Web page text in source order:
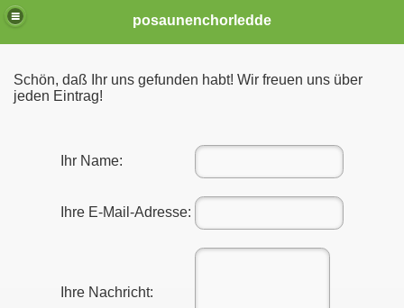
posaunenchorledde
Schön, daß Ihr uns gefunden habt! Wir freuen uns über
jeden Eintrag!
Ihr Name:
Ihre E-Mail-Adresse:
Ihre Nachricht: